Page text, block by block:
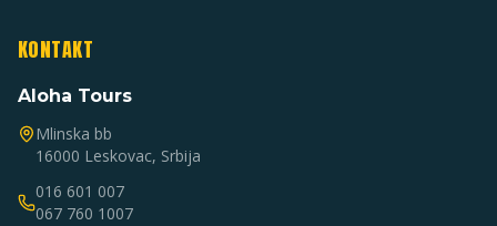
KONTAKT
Aloha Tours
Mlinska bb
16000 Leskovac, Srbija
016 601 007
067 760 1007